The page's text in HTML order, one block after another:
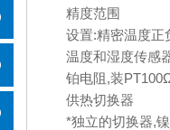
精度范围
设置:精密温度
温度和湿度传感
铂电阻,装
供热切换器
*独立的切换器,